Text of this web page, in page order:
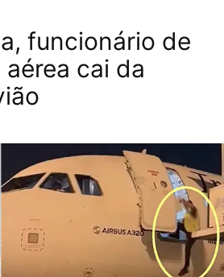
funcionário de
cai da